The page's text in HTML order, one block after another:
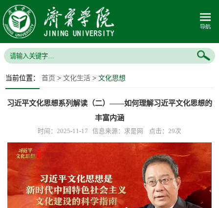
当前位置： 首页 >文化生活 >文化思想
习近平文化思想系列解读（二）——如何理解习近平文化思想的
丰富内涵
时间：2025-11-17 信息来源：求是网 点击： 29次